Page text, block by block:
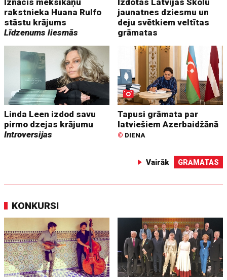
rakstnieka Huana Rulfo
stāstu krājums
Līdzenums liesmās
jaunatnes dziesmu un
deju svētkiem veltītas
grāmatas
Linda Leen izdod savu
pirmo dzejas krājumu
Introversijas
Tapusi grāmata par
latviešiem Azerbaidžānā
© DIENA
Vairāk GRĀMATAS
KONKURSI